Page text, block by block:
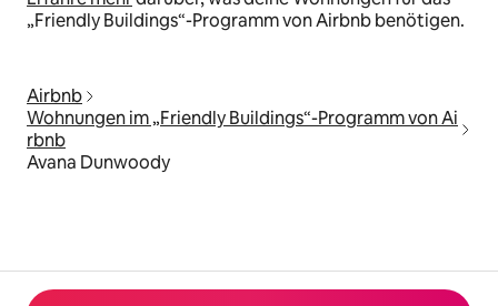
„Friendly Buildings“-Programm von Airbnb benötigen.
Airbnb
Wohnungen im „Friendly Buildings“-Programm von Ai
rbnb
Avana Dunwoody